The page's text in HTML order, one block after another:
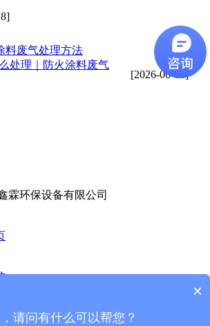
料废气处理方法
[2026-06-18]
处理｜防火涂料废气
霖环保设备有限公司
×
请问有什么可以帮您？